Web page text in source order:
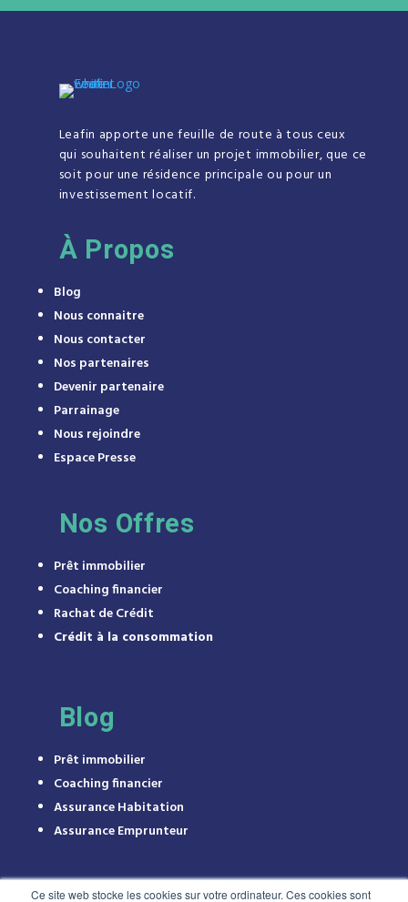
Ce site web stocke les cookies sur votre ordinateur. Ces cookies sont
Leafin apporte une feuille de route à tous ceux
qui souhaitent réaliser un projet immobilier, que ce
soit pour une résidence principale ou pour un
investissement locatif.
À Propos
Blog
Nous connaitre
Nous contacter
Nos partenaires
Devenir partenaire
Parrainage
Nous rejoindre
Espace Presse
Nos Offres
Prêt immobilier
Coaching financier
Rachat de Crédit
Crédit à la consommation
Blog
Prêt immobilier
Coaching financier
Assurance Habitation
Assurance Emprunteur